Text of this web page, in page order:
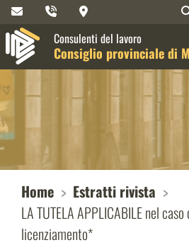
Consulenti del lavoro
Consiglio provinciale di
Home
Estratti rivista
LA TUTELA APPLICABILE nel
licenziamento*